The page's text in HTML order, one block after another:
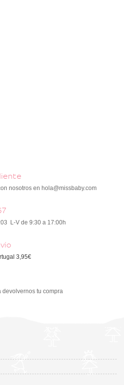
nosotros en hola@missbaby.com
L-V de 9:30 a 17:00h
3,95€
tu compra